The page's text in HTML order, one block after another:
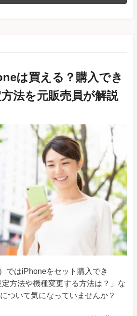
は買える？購入でき
法を元販売員が解説
ではiPhoneをセット購入でき
方法や機種変更する方法は？」な
ついて気になっていませんか？